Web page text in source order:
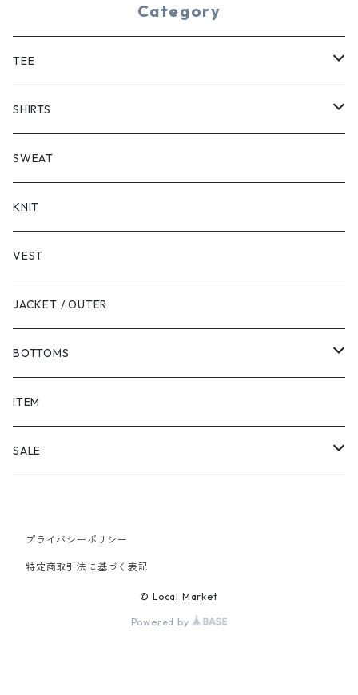
Category
TEE
SHORT SLEEVE
LONG SLEEVE
SHIRTS
SHORT SLEEVE
LONG SLEEVE
SWEAT
KNIT
VEST
JACKET / OUTER
BOTTOMS
SHORTS
PANTS
ITEM
SALE
PANTS
プライバシーポリシー
特定商取引法に基づく表記
© Local Market
Powered by